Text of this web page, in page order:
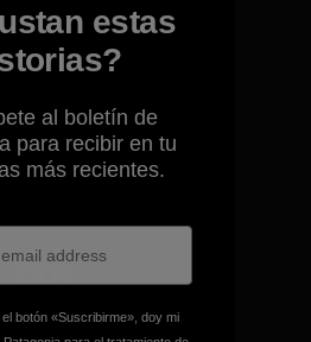
base.
Action Works
en marcha tu
estas
al boletín de
para recibir en tu
más recientes.
botón «Suscribirme», doy mi